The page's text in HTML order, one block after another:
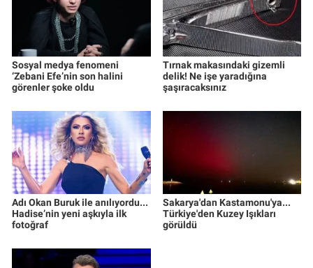
Sosyal medya fenomeni
‘Zebani Efe’nin son halini
görenler şoke oldu
Tırnak makasındaki gizemli
delik! Ne işe yaradığına
şaşıracaksınız
Adı Okan Buruk ile anılıyordu...
Hadise’nin yeni aşkıyla ilk
fotoğraf
Sakarya'dan Kastamonu'ya...
Türkiye'den Kuzey Işıkları
görüldü